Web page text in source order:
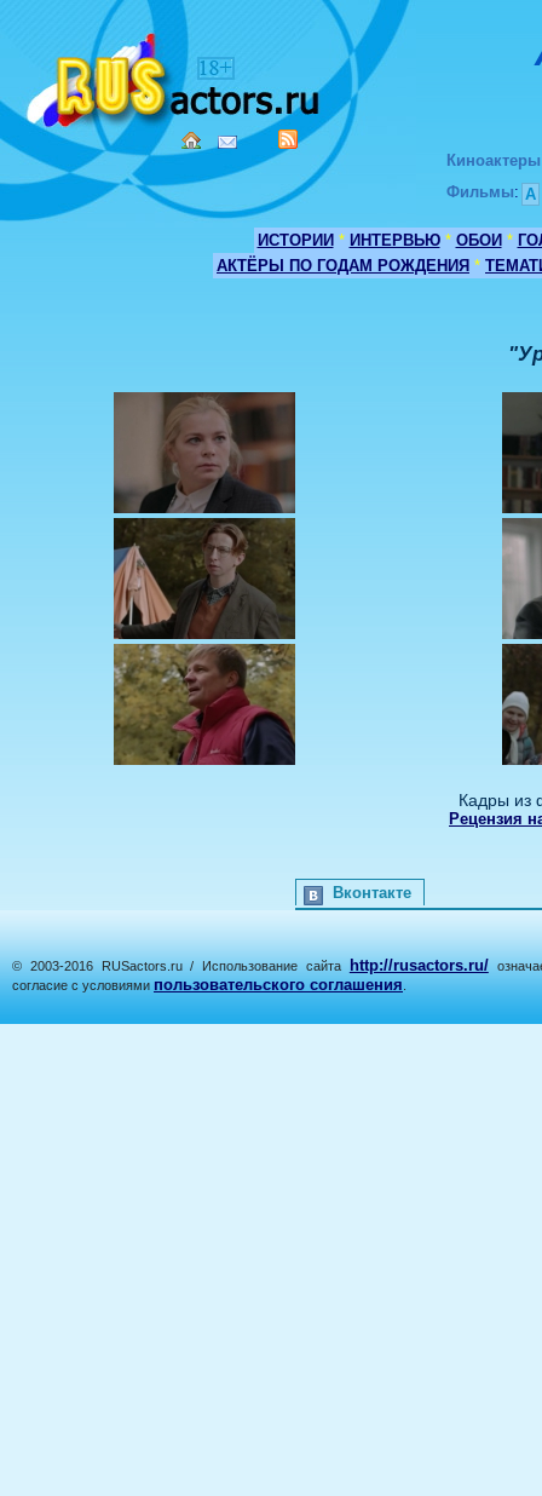
Киноактеры
Фильмы: А
ИСТОРИИ * ИНТЕРВЬЮ * ОБОИ *
АКТЁРЫ ПО ГОДАМ РОЖДЕНИЯ *
Кадры из
Рецензия
Вконтакте
© 2003-2016 RUSactors.ru / Использование сайта http://rusactors.ru/
согласие с условиями пользовательского соглашения